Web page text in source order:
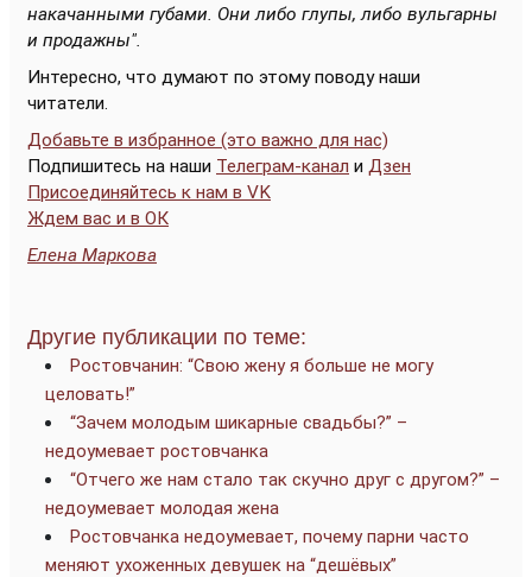
накачанными губами. Они либо глупы, либо вульгарны
и продажны".
Интересно, что думают по этому поводу наши
читатели.
Добавьте в избранное (это важно для нас)
Подпишитесь на наши Телеграм-канал и Дзен
Присоединяйтесь к нам в VK
Ждем вас и в ОК
Елена Маркова
Другие публикации по теме:
Ростовчанин: “Свою жену я больше не могу
целовать!”
“Зачем молодым шикарные свадьбы?” –
недоумевает ростовчанка
“Отчего же нам стало так скучно друг с другом?” –
недоумевает молодая жена
Ростовчанка недоумевает, почему парни часто
меняют ухоженных девушек на “дешёвых”